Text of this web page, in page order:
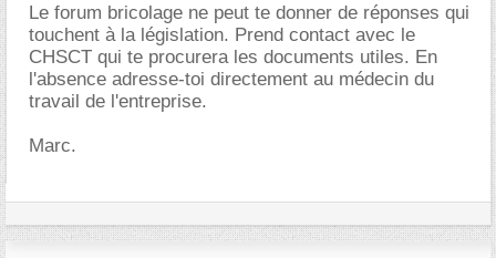
Le forum bricolage ne peut te donner de réponses qui
touchent à la législation. Prend contact avec le
CHSCT qui te procurera les documents utiles. En
l'absence adresse-toi directement au médecin du
travail de l'entreprise.
Marc.